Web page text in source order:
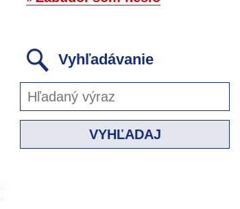
Vyhľadávanie
VYHĽADAJ